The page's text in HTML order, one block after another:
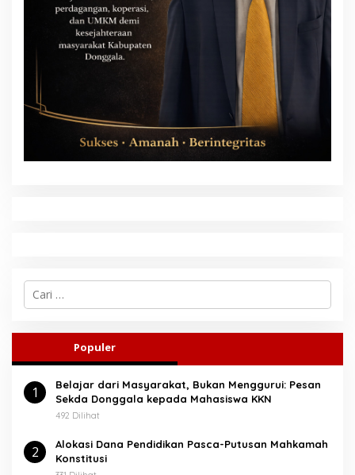
C
i
n
u
k
Populer
1
Belajar dari Masyarakat, Bukan Menggurui: Pesan
Sekda Donggala kepada Mahasiswa KKN
492 Dilihat
2
Alokasi Dana Pendidikan Pasca-Putusan Mahkamah
Konstitusi